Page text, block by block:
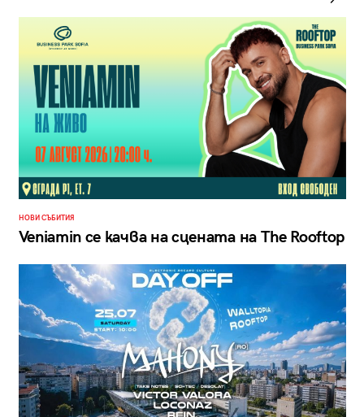
НОВИ СЪБИТИЯ
Veniamin се качва на сцената на The Rooftop